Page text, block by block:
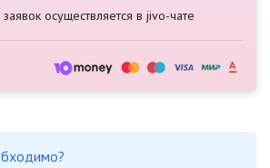
осуществляется в jivo-чате